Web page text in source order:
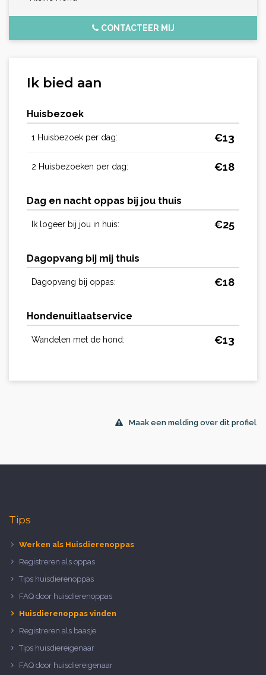
CONTACTEER MIJ
Ik bied aan
Huisbezoek
1 Huisbezoek per dag: €13
2 Huisbezoeken per dag: €18
Dag en nacht oppas bij jou thuis
Ik logeer bij jou in huis: €25
Dagopvang bij mij thuis
Dagopvang bij oppas: €18
Hondenuitlaatservice
Wandelen met de hond: €13
Maak een melding over dit profiel
Tips
Werken als Huisdierenoppas
Registreren als oppas
Tips huisdierenoppas
FAQ door huisdierenoppas
Huisdierenoppas vinden
Registreren als baasje
Tips huisdiereigenaar
FAQ door huisdiereigenaar